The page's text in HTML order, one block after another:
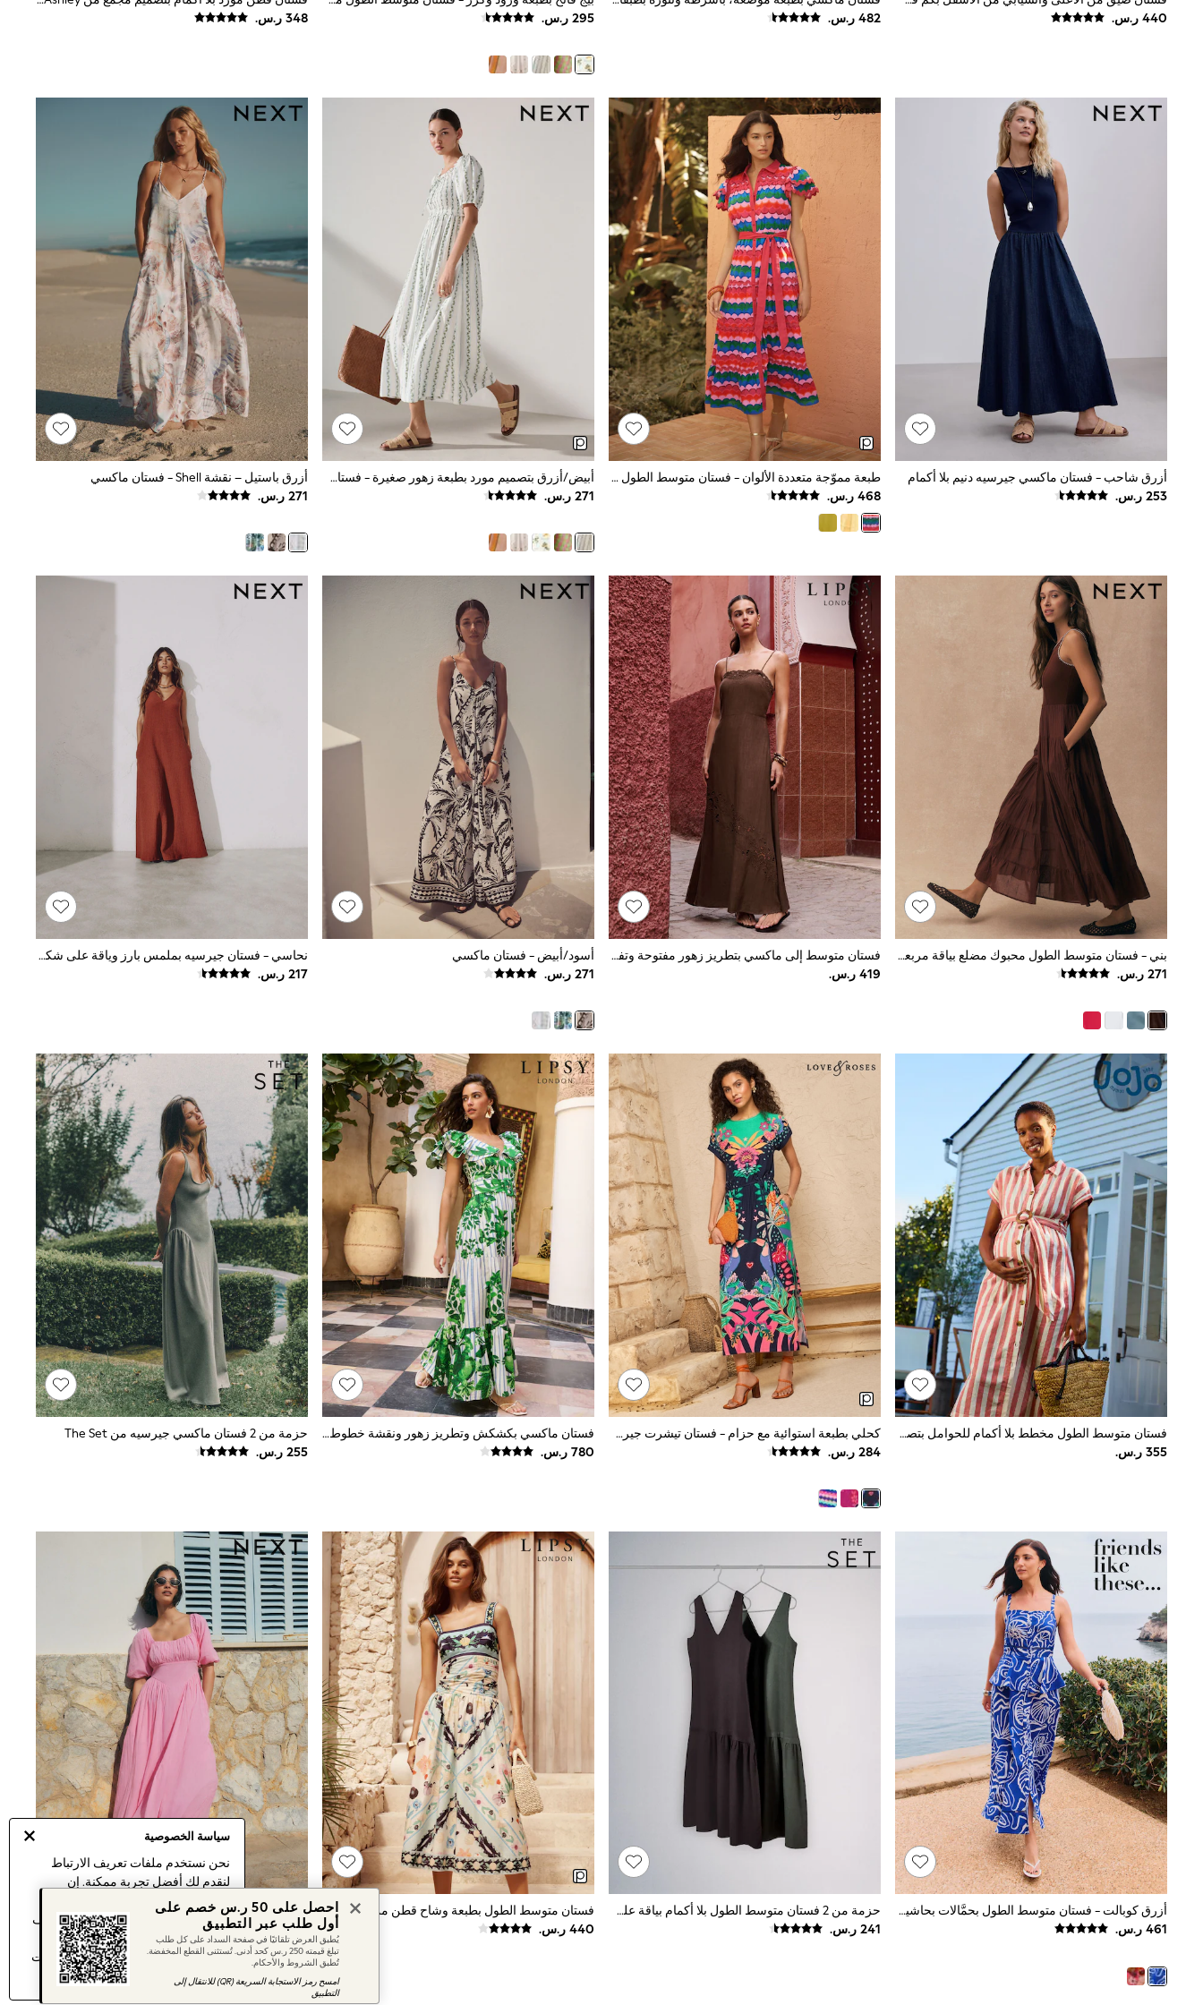
سياسة الخصوصية
نحن نستخدم ملفات تعريف الارتباط
لنقدم لك أفضل تجربة ممكنة. إن
استمرارك في استخدام موقعنا يعني
موافقتك على استخدامنا لملفات تعريف
الارتباط.
اكتشف المزيدعن إدارة إعدادات ملفات
تعريف الارتباط (الكوكيز).
Boys' Travel Styles
Sunset Styles
Tops & T-Shirts
Shirts
Sandals & Clogs
Rash Vests
Sun Hats & Caps
Sunglasses
Baby Holiday Shop
Baby Summer Nightwear
Occasionwear
Dresses
Sets & Outfits
Rompers
Sandals
Swimwear
Sun Hats & Caps
Mens' Holiday Shop
Occasionwear
Linen Collection
Polo Shirts
Tops & T-Shirts
Swimwear
Hats & Caps
Sunglasses
Beach Towels
Bags
Travel Bags
Luggage
Angel & Rocket
B by Ted Baker
Baker by Ted Baker
Boden
Lipsy
Love & Roses
Mint Velvet
Monsoon
River Island
SCHOOWEAR
All Boys Schoolwear
Shoes
Trousers
Shorts
Shirts
Polo Shirts
Coats & Jackets
Underwear
Multipacks
All Boys Sport & Swimwear
Trainers & Pumps
Swimwear
Tops
Shorts
Joggers
adidas
Nike
All Girls Schoolwear
Shoes
Dresses
Trousers
Skirts
Shirts
Polo Shirts
Sweatshirts
Cardigans
Coats & Jackets
Underwear
Socks & Tights
Multipacks
All Girls Sports & Swimwear
Trainers & Pumps
Joggers
adidas
Nike
Shop All
Coats & Jackets
Bags & Accessories
Shirts
Polo Shirts
Shop all
Shoes
Coats & Jackets
Bags
Polo Shirts
Blue
Black
White
Grey
Green
Red
All Branded Schoolwear
adidas
Nike
Clarks
Smiggle
Eastpak
أزرق شاحب - فستان ماكسي جيرسيه دنيم بلا أكمام
طبعة مموّجة متعددة الألوان - فستان متوسط الطول بتصميم قميص مزيّن بحواف متعرجة من القطن من Love & Roses
أبيض/أزرق بتصميم مورد بطبعة زهور صغيرة - فستان متوسط الطول مجمع بكم منفوخ
أزرق باستيل – نقشة Shell - فستان ماكسي
بني - فستان متوسط الطول محبوك مضلع بياقة مربعة بدون أكمام
فستان متوسط إلى ماكسي بتطريز زهور مفتوحة وتفاصيل Cutwork من القطن مع لمسة كتان من Lipsy
أسود/أبيض - فستان ماكسي
نحاسي - فستان جيرسيه بملمس بارز وياقة على شكل V
فستان متوسط الطول مخطط بلا أكمام للحوامل بتصميم قميص من JoJo Maman Bébé
كحلي بطبعة استوائية مع حزام - فستان تيشرت جيرسي متوسط الطول من Love & Roses
فستان ماكسي بكشكش وتطريز زهور ونقشة خطوط من Lipsy
حزمة من 2 فستان ماكسي جيرسيه من The Set
أزرق كوبالت - فستان متوسط الطول بحمَّالات بحاشية كشكشة تشكيلة Lucy Mecklenburgh من Friends Like These
حزمة من 2 فستان متوسط الطول بلا أكمام بياقة على شكل V وخصر منخفض مع الكتان من The Set
فستان متوسط الطول بطبعة وشاح قطن من Lipsy
وردي - فستان متوسط الطول بكم منفوخ
احصل على 50 ر.س خصم على
أول طلب عبر التطبيق
يُطبق العرض تلقائيًا في صفحة السداد على كل طلب
تبلغ قيمته 250 ر.س كحد أدنى. تُستثنى القطع المخفضة.
تُطبق الشروط والأحكام.
امسح رمز الاستجابة السريعة (QR) للانتقال إلى
التطبيق